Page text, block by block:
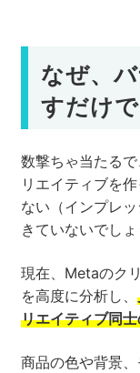
なぜ、
すだけ
数撃ちゃ当たる
リエイティブを
ない（インプレ
きていないでしょ
現在、Metaのク
を高度に分析し、
リエイティブ同
商品の色や背景